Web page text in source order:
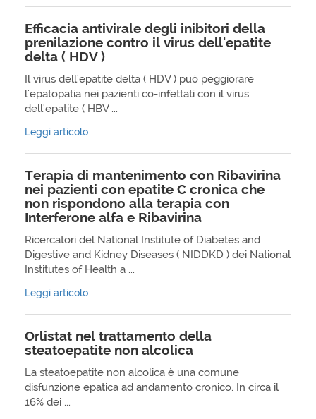
Efficacia antivirale degli inibitori della
prenilazione contro il virus dell'epatite
delta ( HDV )
Il virus dell'epatite delta ( HDV ) può peggiorare
l'epatopatia nei pazienti co-infettati con il virus
dell'epatite ( HBV ...
Leggi articolo
Terapia di mantenimento con Ribavirina
nei pazienti con epatite C cronica che
non rispondono alla terapia con
Interferone alfa e Ribavirina
Ricercatori del National Institute of Diabetes and
Digestive and Kidney Diseases ( NIDDKD ) dei National
Institutes of Health a ...
Leggi articolo
Orlistat nel trattamento della
steatoepatite non alcolica
La steatoepatite non alcolica è una comune
disfunzione epatica ad andamento cronico. In circa il
16% dei ...